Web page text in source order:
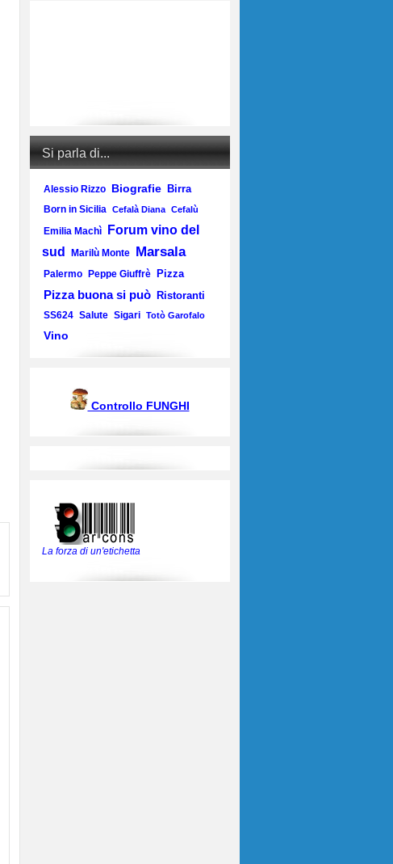
Si parla di...
Alessio Rizzo Biografie Birra
Born in Sicilia Cefalà Diana Cefalù
Emilia Machì
Forum vino del
sud
Marilù Monte Marsala
Palermo Peppe Giuffrè Pizza
Pizza buona si può Ristoranti
SS624 Salute Sigari Totò Garofalo
Vino
Controllo FUNGHI
La forza di un'etichetta